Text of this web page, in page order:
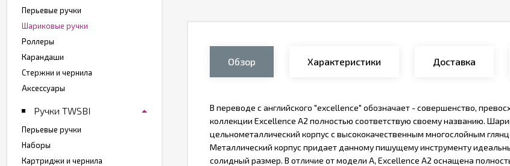
Обзор Характеристики Доставка
В переводе с английского "excellence" обозначает - совершенство,
коллекции Excellence A2 полностью соответствую своему названию.
цельнометаллический корпус с высококачественным многослойным
Металлический корпус придает данному пишущему инструменту
солидный размер. В отличие от модели А, Excellence A2 оснащена
Перьевые ручки
Шариковые ручки
Роллеры
Карандаши
Стержни и чернила
Аксессуары
Ручки TWSBI
Перьевые ручки
Наборы
Картриджи и чернила